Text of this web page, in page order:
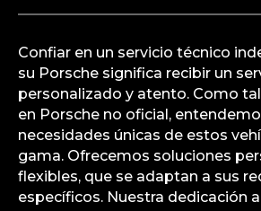
Confiar en un servicio técnico
su Porsche significa recibir un
personalizado y atento. Como
en Porsche no oficial,
necesidades únicas de estos
gama. Ofrecemos soluciones
flexibles, que se adaptan a sus
específicos. Nuestra dedicación